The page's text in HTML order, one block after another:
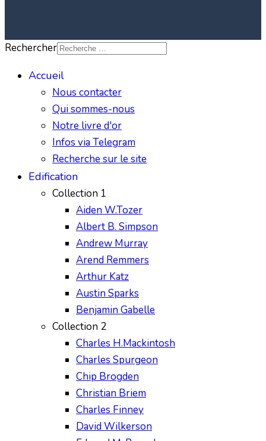
Rechercher
Accueil
Nous contacter
Qui sommes-nous
Notre livre d'or
Infos via Telegram
Recherche sur le site
Edification
Collection 1
Aiden W.Tozer
Albert B. Simpson
Andrew Murray
Arend Remmers
Arthur Katz
Austin Sparks
Benjamin Gabelle
Collection 2
Charles H.Mackintosh
Charles Spurgeon
Chip Brogden
Christian Briem
Charles Finney
David Wilkerson